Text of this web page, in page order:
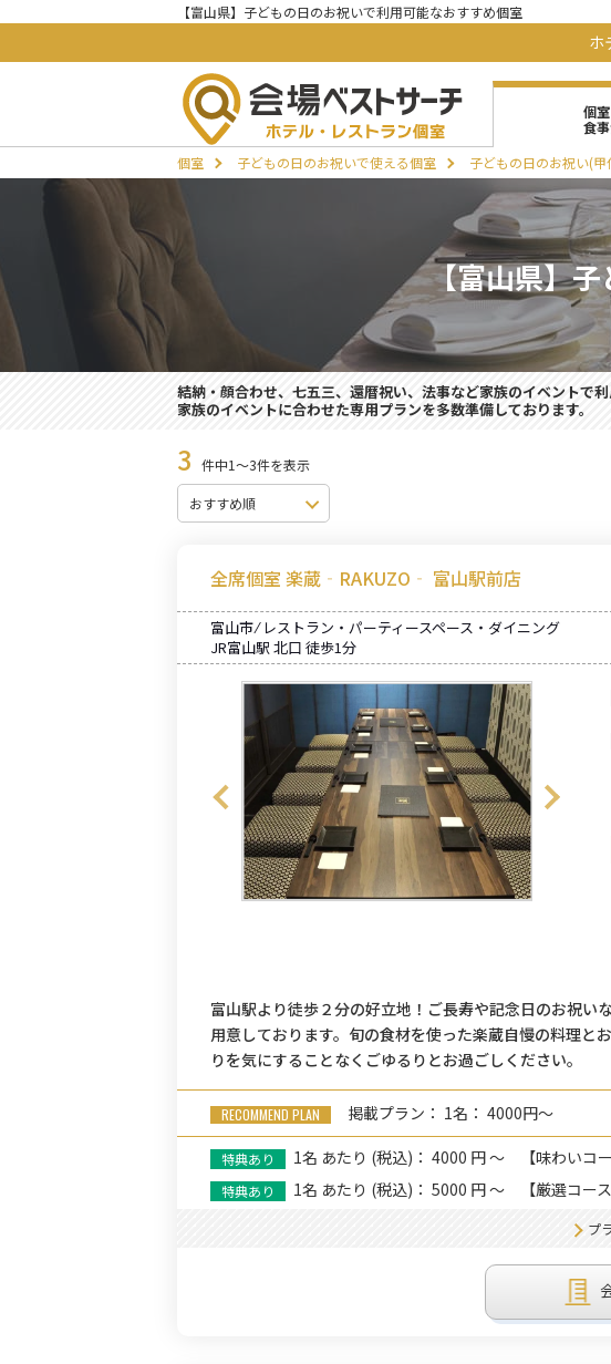
【富山県】子どもの日のお祝いで利用可能なおすすめ個室
ホ
個室
食
個室 子どもの日のお祝いで使える個室 子どもの日のお祝い(
【富山県】
結納・顔合わせ、七五三、還暦祝い、法事など家族のイベントで利
家族のイベントに合わせた専用プランを多数準備しております。
3 件中1～3件を表示
全席個室 楽蔵‐RAKUZO‐ 富山駅前店
富山市 ⁄ レストラン・パーティースペース・ダイニング
JR富山駅 北口 徒歩1分
富山駅より徒歩２分の好立地！ご長寿や記念日のお祝い
用意しております。旬の食材を使った楽蔵自慢の料理と
りを気にすることなくごゆるりとお過ごしください。
掲載プラン： 1名： 4000円～
1名 あたり (税込)： 4000 円 ～
【味わい
1名 あたり (税込)： 5000 円 ～ 【厳選コ
プ